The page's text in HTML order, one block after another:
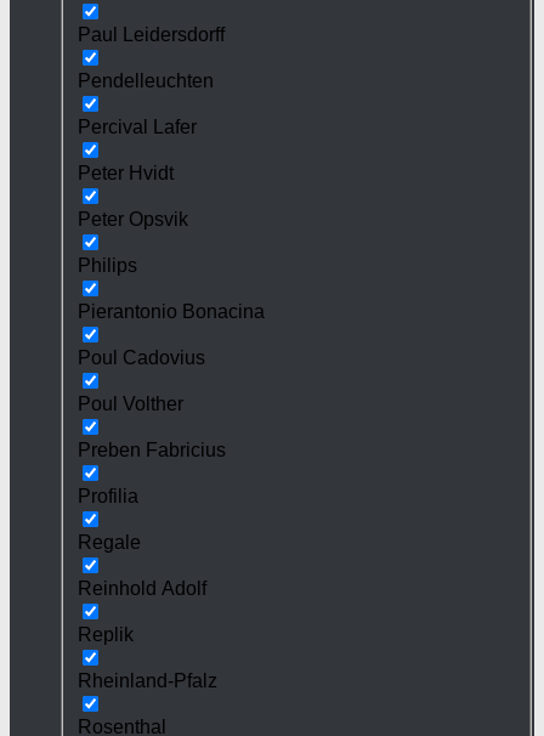
Paul Leidersdorff
Pendelleuchten
Percival Lafer
Peter Hvidt
Peter Opsvik
Philips
Pierantonio Bonacina
Poul Cadovius
Poul Volther
Preben Fabricius
Profilia
Regale
Reinhold Adolf
Replik
Rheinland-Pfalz
Rosenthal